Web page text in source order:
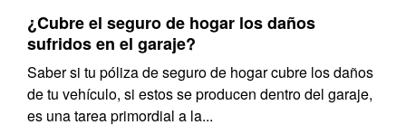
¿Cubre el seguro de hogar los daños
sufridos en el garaje?
Saber si tu póliza de seguro de hogar cubre los daños
de tu vehículo, si estos se producen dentro del garaje,
es una tarea primordial a la...